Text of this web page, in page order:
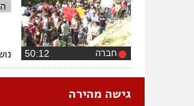
חברה
גישה מהירה